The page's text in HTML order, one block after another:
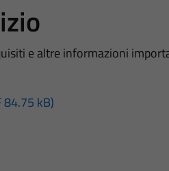
e altre informazioni
84.75 kB)